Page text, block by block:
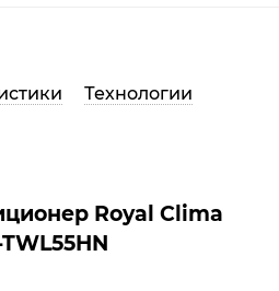
Технологии
Royal Clima